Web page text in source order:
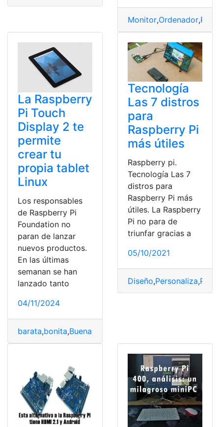
Monitor,Ordenador,Pi
La Raspberry
Pi Touch
Display 2 te
permite
crear tu
propia tablet
Linux
Los responsables
de Raspberry Pi
Foundation no
paran de lanzar
nuevos productos.
En las últimas
semanan se han
lanzado tanto
04/11/2024
barata,bonita,Buena
Tecnología
Las 7 distros
para
Raspberry Pi
más útiles
Raspberry pi.
Tecnología Las 7
distros para
Raspberry Pi más
útiles. La Raspberry
Pi no para de
triunfar gracias a
05/10/2021
Diseño,Personaliza,